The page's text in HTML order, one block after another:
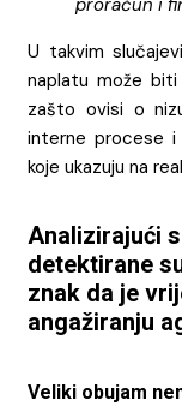
U takvim
naplatu može
zašto ovisi o
interne procese
koje ukazuju na
Analizirajući
detektirane
znak da je
angažiranju
Veliki obujam